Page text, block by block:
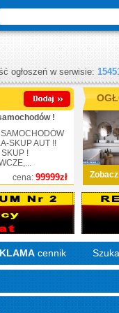
ogłoszeń w serwisie:
cena: 99999zł
!
SKUP AUT !!
!
cennik